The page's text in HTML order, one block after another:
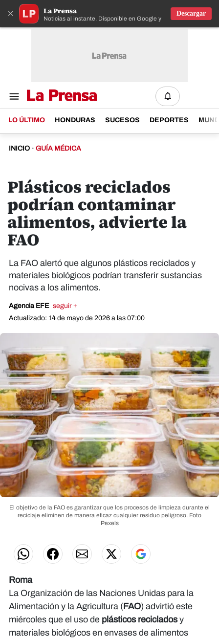
× La Prensa
Noticias al instante. Disponible en Google y IOS
Descargar
LO ÚLTIMO HONDURAS SUCESOS DEPORTES
INICIO · GUÍA MÉDICA
Plásticos reciclados
podrían contaminar
alimentos, advierte la
FAO
La FAO alertó que algunos plásticos reciclados y
materiales biológicos podrían transferir sustancias
nocivas a los alimentos.
Agencia EFE seguir +
Actualizado: 14 de mayo de 2026 a las 07:00
El objetivo de la FAO es garantizar que los procesos de limpieza durante el
reciclaje eliminen de manera eficaz cualquier residuo peligroso. Foto
Pexels
Roma
La Organización de las Naciones Unidas para la
Alimentación y la Agricultura ( FAO) advirtió este
miércoles que el uso de plásticos recicladosy
materiales biológicos en envases de alimentos